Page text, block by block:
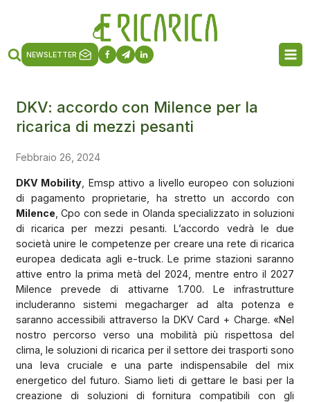
NEWSLETTER
DKV: accordo con Milence per la
ricarica di mezzi pesanti
Febbraio 26, 2024
DKV Mobility , Emsp attivo a livello europeo con soluzioni
di pagamento proprietarie, ha stretto un accordo con
Milence , Cpo con sede in Olanda specializzato in soluzioni
di ricarica per mezzi pesanti. L’accordo vedrà le due
società unire le competenze per creare una rete di ricarica
europea dedicata agli e-truck. Le prime stazioni saranno
attive entro la prima metà del 2024, mentre entro il 2027
Milence prevede di attivarne 1.700. Le infrastrutture
includeranno sistemi megacharger ad alta potenza e
saranno accessibili attraverso la DKV Card + Charge. «Nel
nostro percorso verso una mobilità più rispettosa del
clima, le soluzioni di ricarica per il settore dei trasporti sono
una leva cruciale e una parte indispensabile del mix
energetico del futuro. Siamo lieti di gettare le basi per la
creazione di soluzioni di fornitura compatibili con gli